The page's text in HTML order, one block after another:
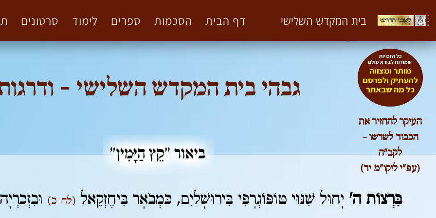
בית המקדש השלישי דף הבית הסכמות ספרים לימוד סרטונים
העיקר להחזיר את
הכבוד לשרשו –
לקב"ה
(עפ"י ליקו"מ יד)
לשכנו תדרשו ספר שלישי
חלק שניו – גבהי קרקע בית המקדש
גבהי בית המקדש השלישי -
בִּרְצוֹת ה' יָחוּל שִׁנּוּי טוֹפּוֹגְרָפִי בִּירוּשָׁלַיִם, כַּמְבֹאָר בִּיחֶזְקֵאל (לח כ)וּבִזְכַרְיָה